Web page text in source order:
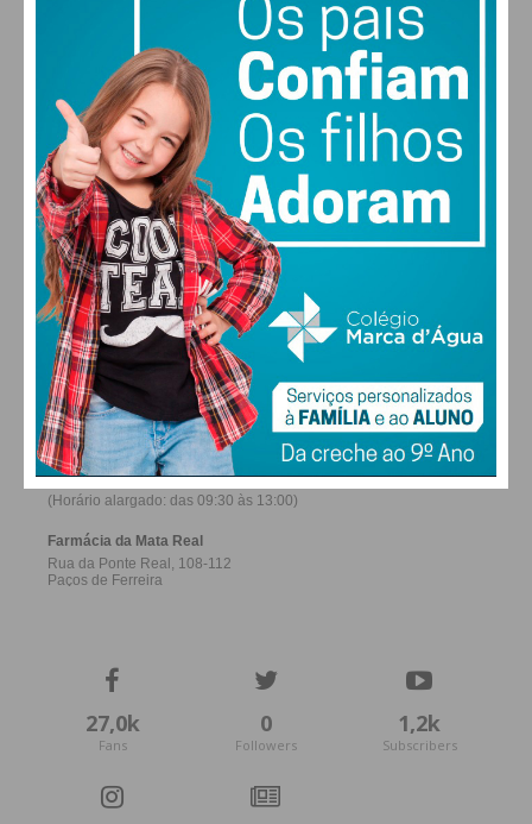
DOM SEG
30°
TER
31
QUA
ALTERAR
FARMACIAS DE SERVIÇO EM PAÇOS DE
FERREIRA
27,0k
Fans
0
Followers
1,2k
Subscribers